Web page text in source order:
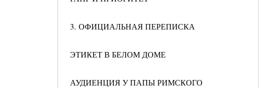
3. ОФИЦИАЛЬНАЯ ПЕРЕПИСКА
ЭТИКЕТ В БЕЛОМ ДОМЕ
АУДИЕНЦИЯ У ПАПЫ РИМСКОГО